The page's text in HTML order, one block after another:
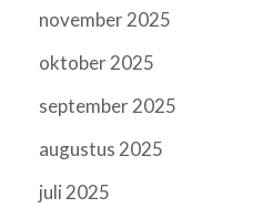
november 2025
oktober 2025
september 2025
augustus 2025
juli 2025